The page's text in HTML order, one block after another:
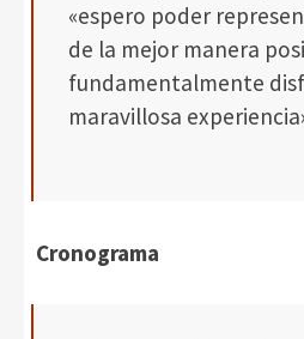
«espero poder
de la mejor manera
fundamentalmente
maravillosa
Cronograma